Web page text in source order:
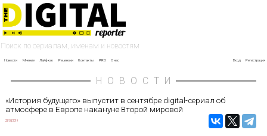
Новости Мнение Лайфхак Рецензии Контакты PRO О нас Вход Регистрация
НОВОСТИ
«История будущего» выпустит в сентябре digital-сериал об
атмосфере в Европе накануне Второй мировой
23/08/2019